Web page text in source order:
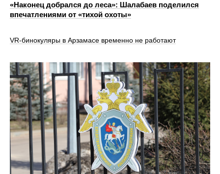
«Наконец добрался до леса»: Шалабаев поделился
впечатлениями от «тихой охоты»
VR‑бинокуляры в Арзамасе временно не работают